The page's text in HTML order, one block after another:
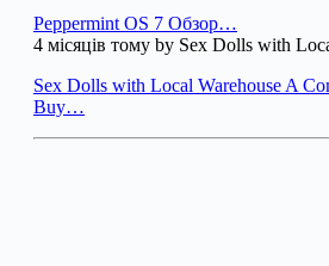
Peppermint OS 7 Обзор…
4 місяців тому by Sex Dolls with
Sex Dolls with Local Warehouse A
Buy…